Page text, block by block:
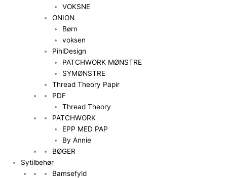
VOKSNE
ONION
Børn
voksen
PihlDesign
PATCHWORK MØNSTRE
SYMØNSTRE
Thread Theory Papir
PDF
Thread Theory
PATCHWORK
EPP MED PAP
By Annie
BØGER
Sytilbehør
Bamsefyld